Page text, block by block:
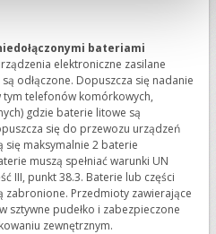
bateriami
elektroniczne zasilane
odłączone. Dopuszcza się nadanie
telefonów komórkowych,
gdzie baterie litowe są
się do przewozu urządzeń
się maksymalnie 2 baterie
muszą spełniać warunki UN
III, punkt 38.3. Baterie lub części
zabronione. Przedmioty zawierające
sztywne pudełko i zabezpieczone
zewnętrznym.